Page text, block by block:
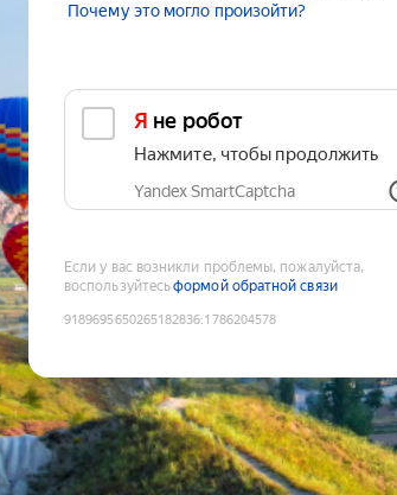
Почему это могло произойти?
Я не робот
Нажмите, чтобы продолжить
Yandex SmartCaptcha
Если у вас возникли проблемы, пожалуйста,
воспользуйтесьформой обратной связи
9189695650265182836:1786204578